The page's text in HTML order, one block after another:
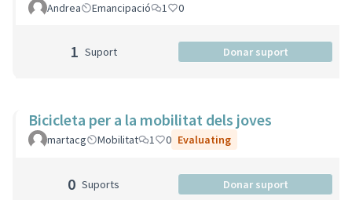
Andrea Emancipació 1 0
1 Suport Donar suport
Bicicleta per a la mobilitat dels joves
martacg Mobilitat 1 0 Evaluating
0 Suports Donar suport